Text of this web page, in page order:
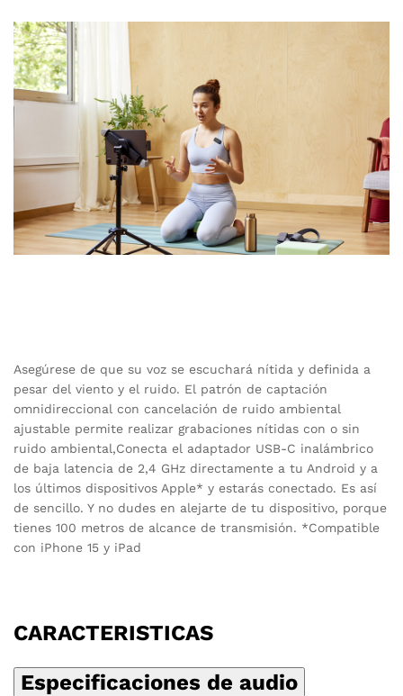
Asegúrese de que su voz se escuchará nítida y definida a
pesar del viento y el ruido. El patrón de captación
omnidireccional con cancelación de ruido ambiental
ajustable permite realizar grabaciones nítidas con o sin
ruido ambiental,Conecta el adaptador USB-C inalámbrico
de baja latencia de 2,4 GHz directamente a tu Android y a
los últimos dispositivos Apple* y estarás conectado. Es así
de sencillo. Y no dudes en alejarte de tu dispositivo, porque
tienes 100 metros de alcance de transmisión. *Compatible
con iPhone 15 y iPad
CARACTERISTICAS
Especificaciones de audio